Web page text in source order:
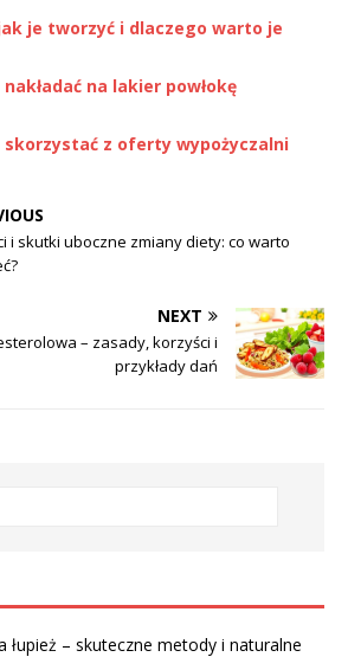
je tworzyć i dlaczego warto je
na lakier powłokę
z oferty wypożyczalni
i skutki uboczne zmiany diety: co warto
NEXT
– zasady, korzyści i
przykłady dań
łupież – skuteczne metody i naturalne